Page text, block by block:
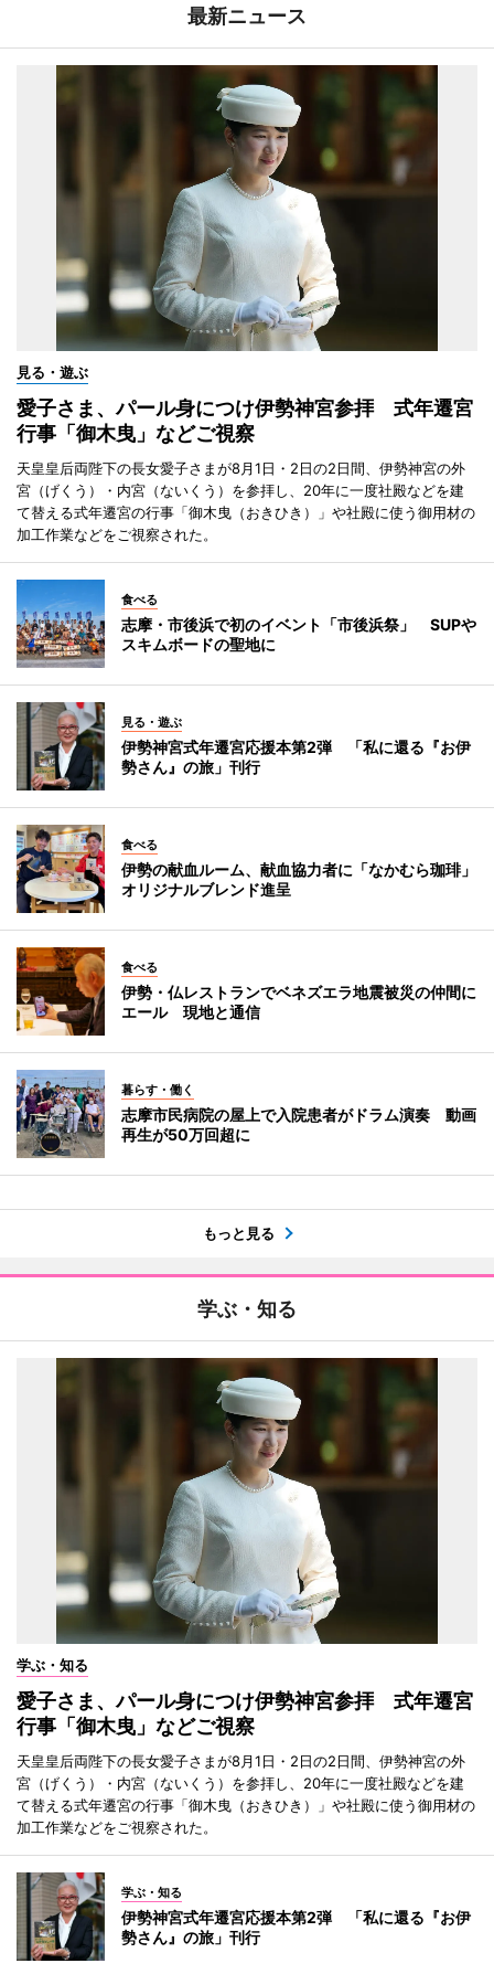
最新ニュース
見る・遊ぶ
愛子さま、パール身につけ伊勢神宮参拝 式年遷宮
行事「御木曳」などご視察
天皇皇后両陛下の長女愛子さまが8月1日・2日の2日間、伊勢神宮の外
宮（げくう）・内宮（ないくう）を参拝し、20年に一度社殿などを建
て替える式年遷宮の行事「御木曳（おきひき）」や社殿に使う御用材の
加工作業などをご視察された。
食べる
志摩・市後浜で初のイベント「市後浜祭」 SUPや
スキムボードの聖地に
見る・遊ぶ
伊勢神宮式年遷宮応援本第2弾 「私に還る『お伊
勢さん』の旅」刊行
食べる
伊勢の献血ルーム、献血協力者に「なかむら珈琲」
オリジナルブレンド進呈
食べる
伊勢・仏レストランでベネズエラ地震被災の仲間に
エール 現地と通信
暮らす・働く
志摩市民病院の屋上で入院患者がドラム演奏 動画
再生が50万回超に
もっと見る
学ぶ・知る
学ぶ・知る
愛子さま、パール身につけ伊勢神宮参拝 式年遷宮
行事「御木曳」などご視察
天皇皇后両陛下の長女愛子さまが8月1日・2日の2日間、伊勢神宮の外
宮（げくう）・内宮（ないくう）を参拝し、20年に一度社殿などを建
て替える式年遷宮の行事「御木曳（おきひき）」や社殿に使う御用材の
加工作業などをご視察された。
学ぶ・知る
伊勢神宮式年遷宮応援本第2弾 「私に還る『お伊
勢さん』の旅」刊行